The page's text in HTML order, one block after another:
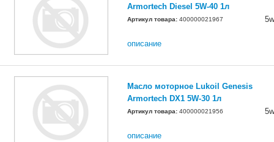
Armortech Diesel 5W-40 1л
Артикул товара: 400000021967
описание
Масло моторное Lukoil Genesis
Armortech DX1 5W-30 1л
Артикул товара: 400000021956
описание